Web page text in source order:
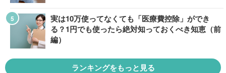
実は10万使ってなくても「医療費控除」ができ
る？1円でも使ったら絶対知っておくべき知恵（前
編）
ランキングをもっと見る